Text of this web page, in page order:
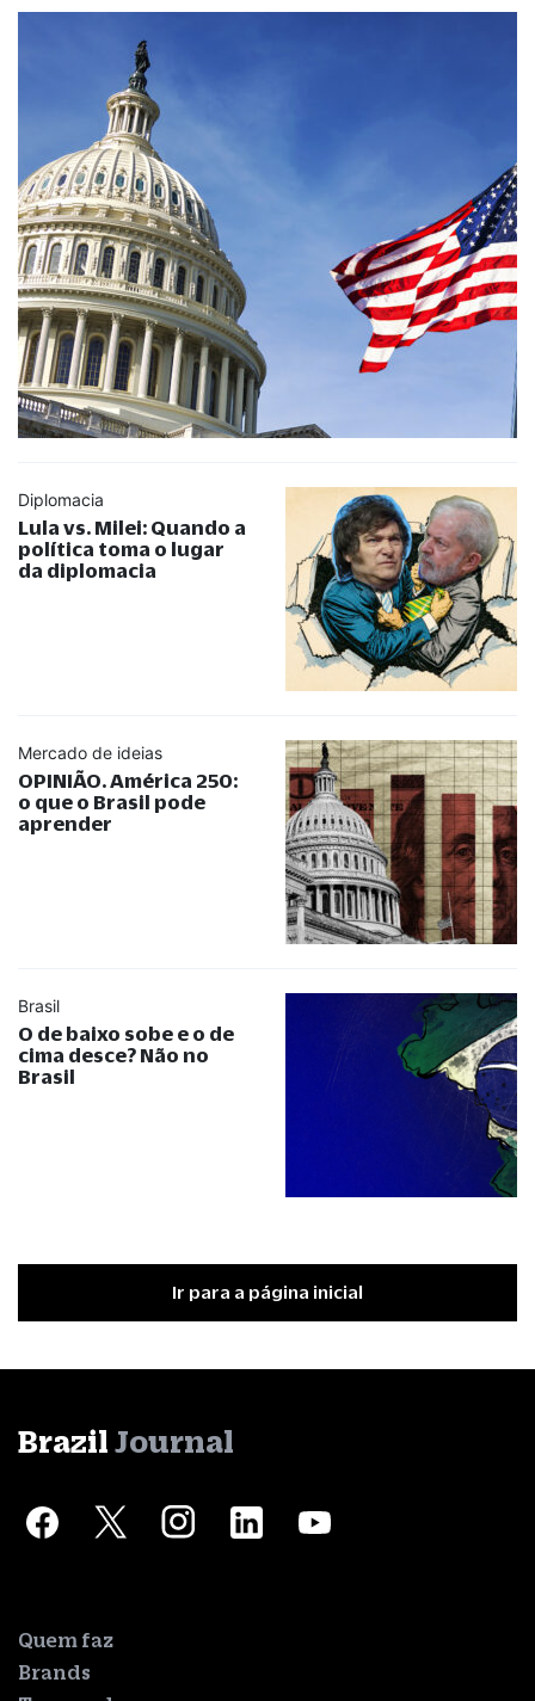
Diplomacia
Lula vs. Milei: Quando a
política toma o lugar
da diplomacia
Mercado de ideias
OPINIÃO. América 250:
o que o Brasil pode
aprender
Brasil
O de baixo sobe e o de
cima desce? Não no
Brasil
Ir para a página inicial
Brazil Journal
Quem faz
Brands